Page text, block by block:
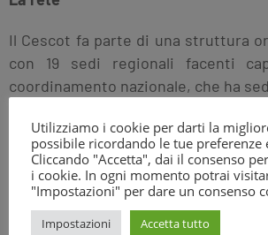
Il Cescot fa parte di una struttura
con 19 sedi regionali facenti
coordinamento nazionale, che ha
struttura regionale –Nuovo Cescot
che coordina 9 sedi operative
tra cui il Cescot di Rimini.
Dal 2000 il Cescot aderisce al
& Lavoro”per la formazione degli
Utilizziamo i cookie per darti la
possibile ricordando le tue preferenze
Cliccando "Accetta", dai il consenso
i cookie. In ogni momento potrai
"Impostazioni" per dare un consenso
Impostazioni Accetta tutto